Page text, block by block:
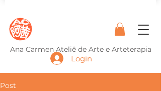
Ana Carmen Ateliê de Arte e Arteterapia
Login
Post